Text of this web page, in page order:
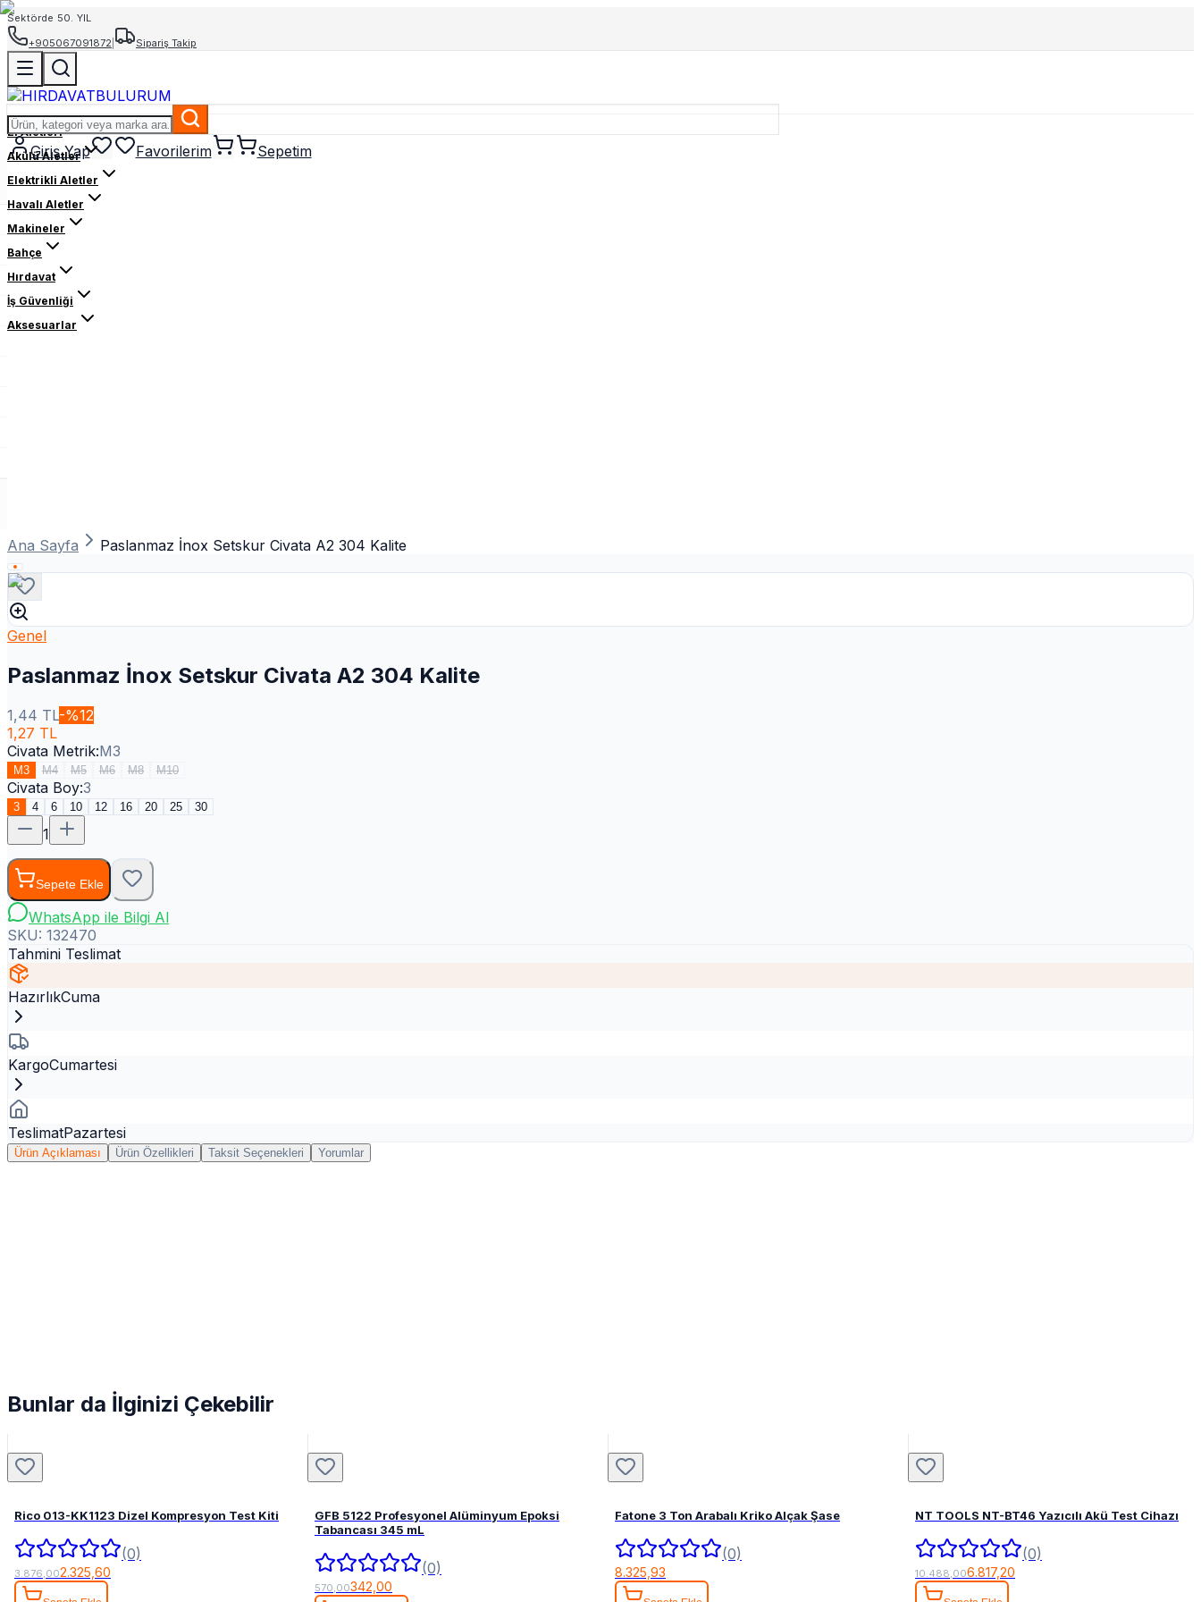
Sektörde 50. YIL
+905067091872
Sipariş Takip
Giriş Yap Favorilerim Sepetim
El Aletleri
Akülü Aletler
Elektrikli Aletler
Havalı Aletler
Makineler
Bahçe
Hırdavat
İş Güvenliği
Aksesuarlar
Ana Sayfa Paslanmaz İnox Setskur Civata A2 304 Kalite
Genel
Paslanmaz İnox Setskur Civata A2 304 Kalite
1,44 TL-%12
1,27 TL
Civata Metrik:M3
M3 M4 M5 M6 M8 M10
Civata Boy:3
3 4 6 10 12 16 20 25 30
1
Sepete Ekle
WhatsApp ile Bilgi Al
SKU: 132470
Tahmini Teslimat
HazırlıkCuma
KargoCumartesi
TeslimatPazartesi
Ürün Açıklaması Ürün Özellikleri Taksit Seçenekleri Yorumlar
Bunlar da İlginizi Çekebilir
Rico 013-KK1123 Dizel Kompresyon Test Kiti
(0)
3.876,002.325,60
GFB 5122 Profesyonel Alüminyum Epoksi
Tabancası 345 mL
(0)
570,00342,00
Fatone 3 Ton Arabalı Kriko Alçak Şase
(0)
8.325,93
NT TOOLS NT-BT46 Yazıcılı Akü Test Cihazı
(0)
10.488,006.817,20